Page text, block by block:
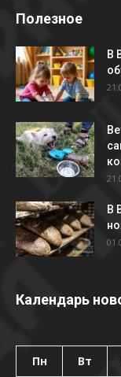
Полезное
В
В
Календарь
Пн Вт